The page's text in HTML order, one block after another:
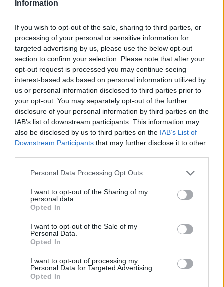
Information
If you wish to opt-out of the sale, sharing to third parties, or
processing of your personal or sensitive information for
targeted advertising by us, please use the below opt-out
section to confirm your selection. Please note that after your
opt-out request is processed you may continue seeing
interest-based ads based on personal information utilized by
us or personal information disclosed to third parties prior to
your opt-out. You may separately opt-out of the further
disclosure of your personal information by third parties on the
IAB’s list of downstream participants. This information may
also be disclosed by us to third parties on the IAB’s List of
Downstream Participants that may further disclose it to other
Please note that this website/app uses one or more Google
not limited to your visit or usage behaviour. You may click to
grant or deny consent to Google and its third-party tags to
use your data for below specified purposes in below Google
consent section.
Personal Data Processing Opt Outs
I want to opt-out of the Sharing of my
personal data.
Opted In
I want to opt-out of the Sale of my
Personal Data.
Opted In
I want to opt-out of processing my
Personal Data for Targeted Advertising.
Opted In
a
ce
b
o
o
k
w
it
te
r
te
re
st
at
s
A
p
p
a
re
Articolo precedente
Prossimo articolo
NOTIZIE RECENTI
“Sul filo del discorso”: sold out ad Olbia per il
reading su Atzeni
La Maddalena, festa per i 30 anni del Diving
center di Tegge
Esce di strada con l’auto ad Arzachena: ferito il
conducente
Turiste si perdono a Tavolara: salvate dai vigili